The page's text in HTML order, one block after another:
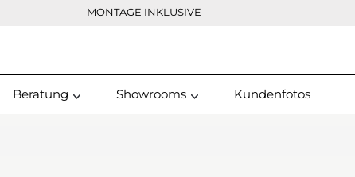
MONTAGE INKLUSIVE
Beratung Showrooms Kundenfotos